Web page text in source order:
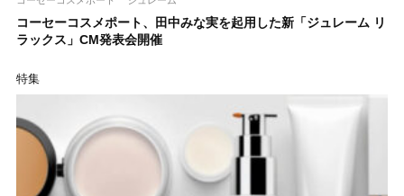
コーセーコスメポート、田中みな実を起用した新「ジュレーム リ
ラックス」CM発表会開催
特集